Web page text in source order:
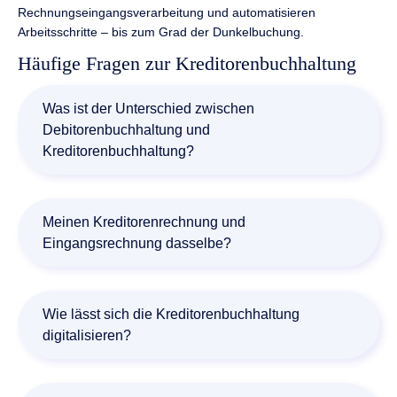
Rechnungseingangsverarbeitung und automatisieren
Arbeitsschritte – bis zum Grad der Dunkelbuchung.
Häufige Fragen zur Kreditorenbuchhaltung
Was ist der Unterschied zwischen
Debitorenbuchhaltung und
Kreditorenbuchhaltung?
gegenüber Kunden (Debitoren), also Geld, das die
Kunden an das Unternehmen zu zahlen haben. Die
Kreditorenbuchhaltung hingegen verwaltet
Meinen Kreditorenrechnung und
Eingangsrechnung dasselbe?
Gleiche. Rechnungen, die Kreditoren an ein Unternehmen
stellen, nennt das Rechnungswesen Kreditorenrechnung.
Es handelt sich um Eingangsrechnungen von Lieferanten
Wie lässt sich die Kreditorenbuchhaltung
digitalisieren?